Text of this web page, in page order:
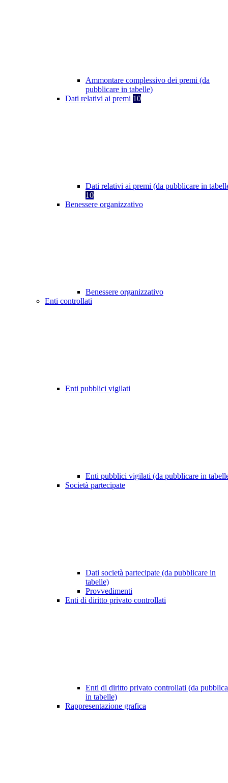
Ammontare complessivo dei premi (da
pubblicare in tabelle)
Dati relativi ai premi 10
Dati relativi ai premi (da pubblicare in
10
Benessere organizzativo
Benessere organizzativo
Enti controllati
Enti pubblici vigilati
Enti pubblici vigilati (da pubblicare in
Società partecipate
Dati società partecipate (da pubblicare in
tabelle)
Provvedimenti
Enti di diritto privato controllati
Enti di diritto privato controllati (da
in tabelle)
Rappresentazione grafica